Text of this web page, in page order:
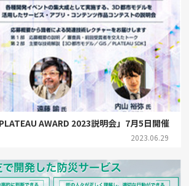
AWARD 2023説明会」7月5日開催
2023.06.29